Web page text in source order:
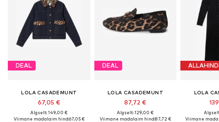
DEAL
LOLA CASADEMUNT
67,05 €
Algselt: 149,00 €
Viimane madalaim hind:67,05 €
DEAL
LOLA CASADEMUNT
87,72 €
Algselt: 129,00 €
Viimane madalaim hind:87,72 €
LOLA
Viimane